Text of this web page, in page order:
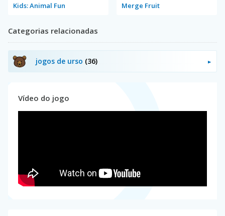
Kids: Animal Fun Merge Fruit
Categorias relacionadas
jogos de urso (36)
Vídeo do jogo